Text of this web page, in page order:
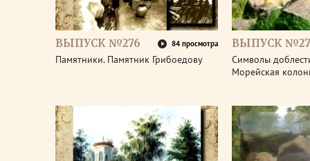
ВЫПУСК №276 84 просмотра
Памятники. Памятник Грибоедову
ВЫПУСК
Символы
Морейская